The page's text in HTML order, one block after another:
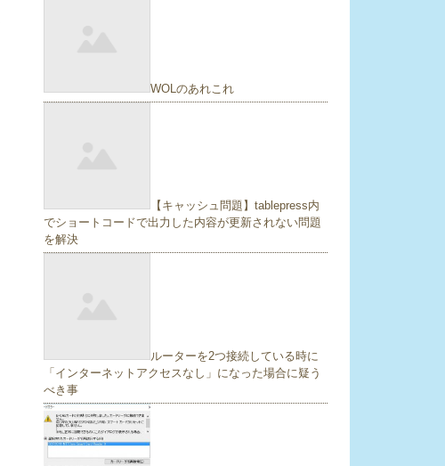
WOLのあれこれ
【キャッシュ問題】tablepress内
でショートコードで出力した内容が更新されない問題
を解決
ルーターを2つ接続している時に
「インターネットアクセスなし」になった場合に疑う
べき事